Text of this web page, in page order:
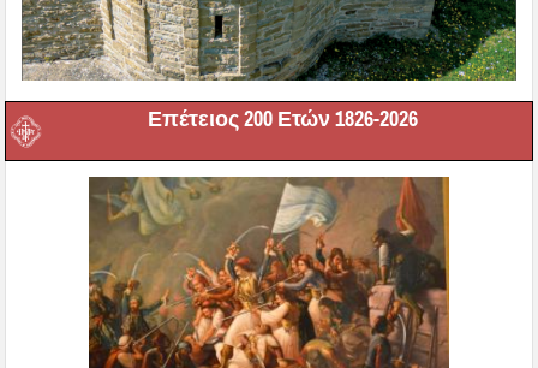
Επέτειος 200 Ετών 1826-2026